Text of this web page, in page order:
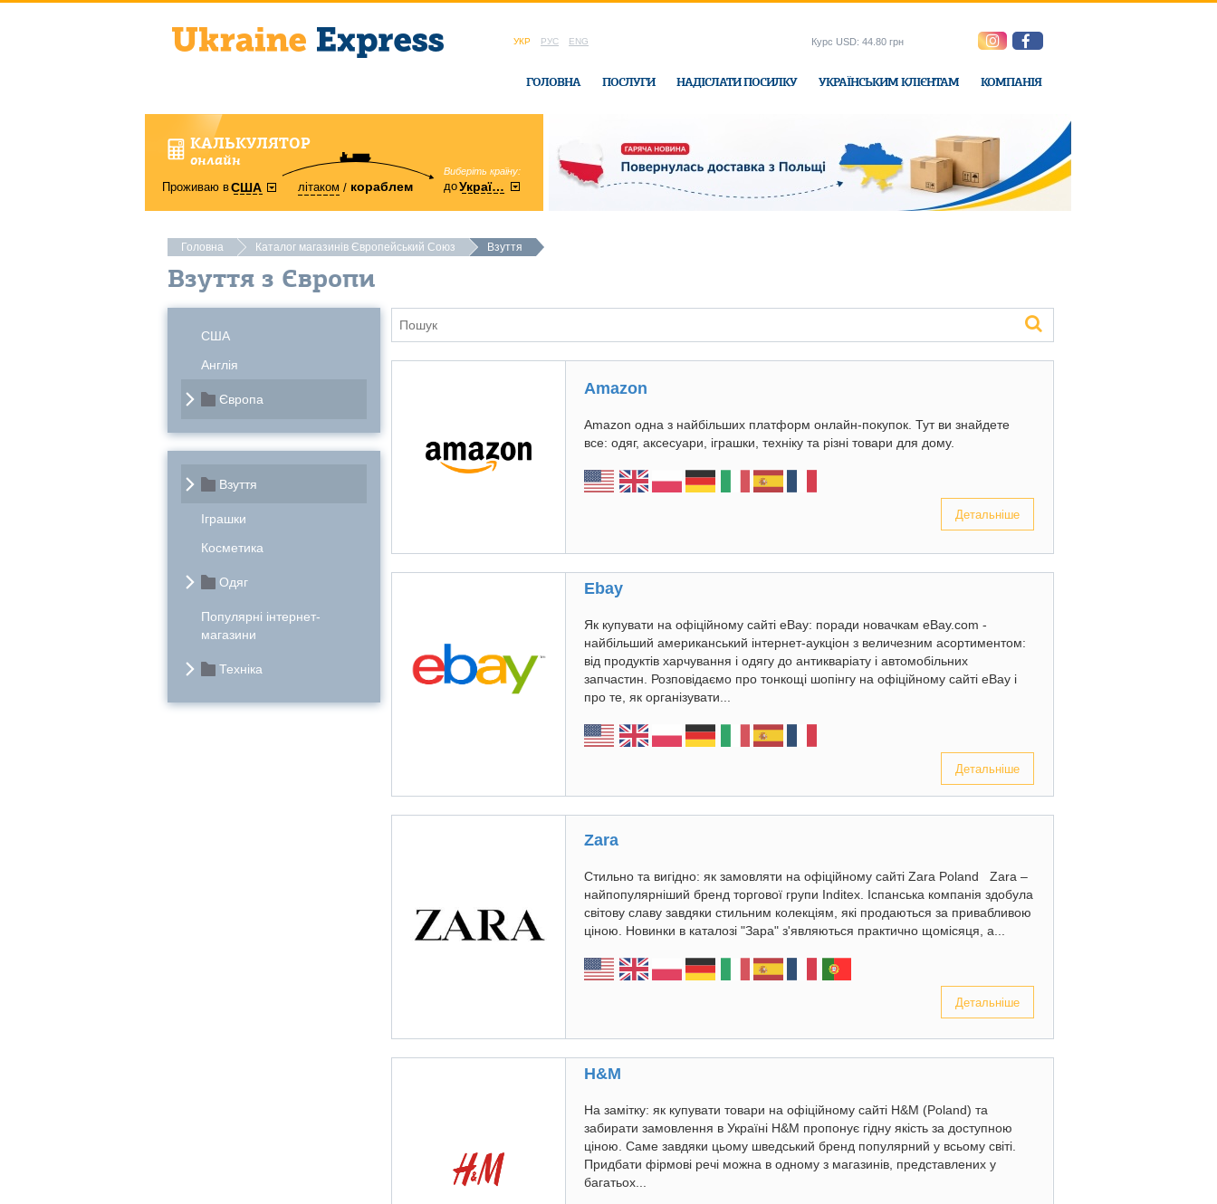
УКР РУС ENG
ГОЛОВНА ПОСЛУГИ НАДІСЛАТИ ПОСИЛКУ УКРАЇНСЬКИМ КЛІЄНТАМ КОМПАНІЯ
Курс USD: 44.80 грн
КАЛЬКУЛЯТОР
онлайн
Проживаю вСША літаком кораблем
Виберіть країну:
доУкраїни
область:
Вінницька в офісі Ukraine-Express
Головна Каталог магазинів Європейський Союз Взуття
Взуття з Європи
США
Англія
Європа
Взуття
Іграшки
Косметика
Одяг
Популярні інтернет-
магазини
Техніка
Amazon
Amazon одна з найбільших платформ онлайн-покупок. Тут ви знайдете
все: одяг, аксесуари, іграшки, техніку та різні товари для дому.
Детальніше
Ebay
Як купувати на офіційному сайті eBay: поради новачкам eBay.com -
найбільший американський інтернет-аукціон з величезним асортиментом:
від продуктів харчування і одягу до антикваріату і автомобільних
запчастин. Розповідаємо про тонкощі шопінгу на офіційному сайті eBay і
про те, як організувати...
Детальніше
Zara
Стильно та вигідно: як замовляти на офіційному сайті Zara Poland Zara –
найпопулярніший бренд торгової групи Inditex. Іспанська компанія здобула
світову славу завдяки стильним колекціям, які продаються за привабливою
ціною. Новинки в каталозі "Зара" з'являються практично щомісяця, а...
Детальніше
H&M
На замітку: як купувати товари на офіційному сайті H&M (Poland) та
забирати замовлення в Україні H&M пропонує гідну якість за доступною
ціною. Саме завдяки цьому шведський бренд популярний у всьому світі.
Придбати фірмові речі можна в одному з магазинів, представлених у
багатьох...